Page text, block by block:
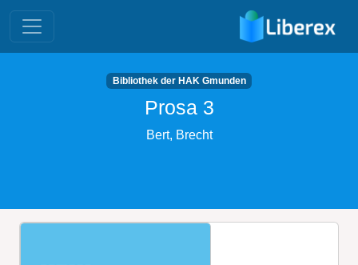
Bibliothek der HAK Gmunden
Prosa 3
Bert, Brecht